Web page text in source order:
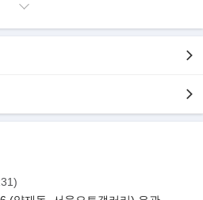
보증
쿠페 공개
할 카이엔 쿠페를 공개했다. 카이엔